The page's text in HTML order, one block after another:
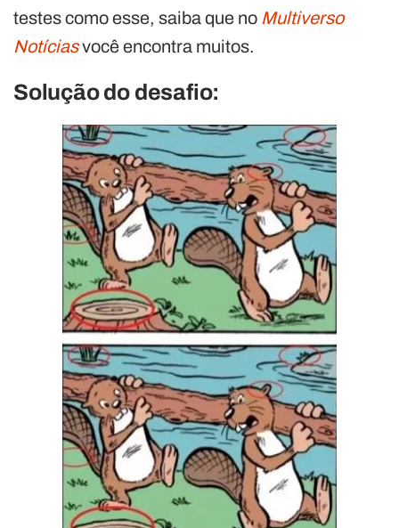
testes como esse, saiba que no Multiverso
Notíciasvocê encontra muitos.
Solução do desafio: